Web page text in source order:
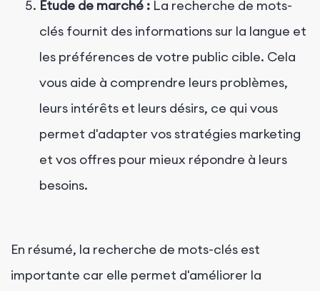
Étude de marché : La recherche de mots-
clés fournit des informations sur la langue et
les préférences de votre public cible. Cela
vous aide à comprendre leurs problèmes,
leurs intérêts et leurs désirs, ce qui vous
permet d'adapter vos stratégies marketing
et vos offres pour mieux répondre à leurs
besoins.
En résumé, la recherche de mots-clés est
importante car elle permet d'améliorer la